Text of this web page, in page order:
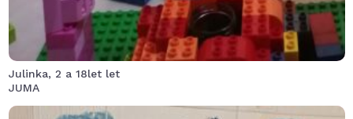
Julinka, 2 a 18let let
JUMA